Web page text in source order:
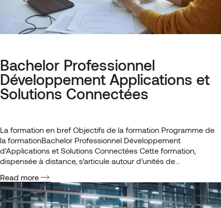
Bachelor Professionnel
Développement Applications et
Solutions Connectées
La formation en bref Objectifs de la formation Programme de
la formationBachelor Professionnel Développement
d’Applications et Solutions Connectées Cette formation,
dispensée à distance, s’articule autour d’unités de
requises pour obtenir le certificat de Bachelor Professionnel
Développement d’Applications et Solutions Connectées. Notre
objectif est de vous donner les…
Read more